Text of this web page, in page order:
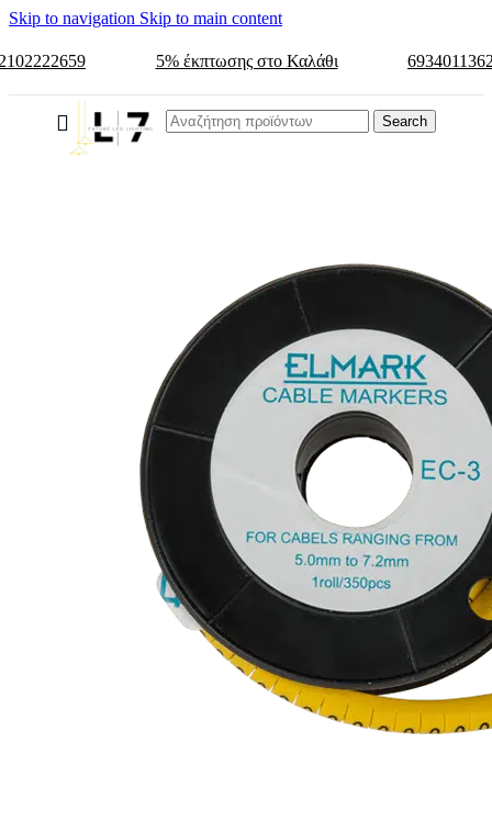
Skip to navigation Skip to main content
5% έκπτωσης στο Καλάθι
Search